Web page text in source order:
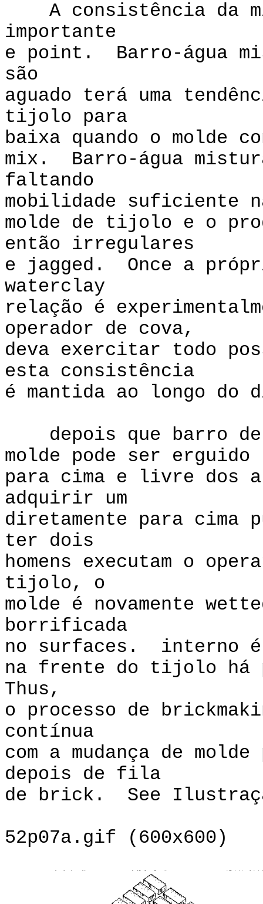
A consistência da
importante
e point. Barro-água
são
aguado terá uma
tijolo para
baixa quando o molde
mix. Barro-água
faltando
mobilidade suficiente
molde de tijolo e o
então irregulares
e jagged. Once a
waterclay
relação é
operador de cova,
deva exercitar todo
esta consistência
é mantida ao longo
depois que barro de
molde pode ser erguido
para cima e livre dos
adquirir um
diretamente para cima
ter dois
homens executam o
tijolo, o
molde é novamente
borrificada
no surfaces. interno é
na frente do tijolo há
Thus,
o processo de
contínua
com a mudança de
depois de fila
de brick. See
52p07a.gif (600x600)